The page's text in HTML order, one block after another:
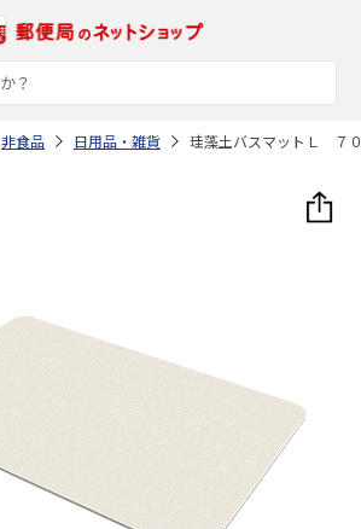
非食品 日用品・雑貨 珪藻土バスマットＬ ７